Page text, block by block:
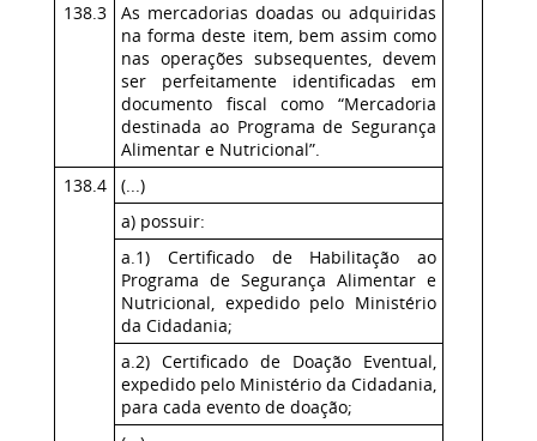
138.3
As mercadorias doadas ou adquiridas
na forma deste item, bem assim como
nas operações subsequentes, devem
ser perfeitamente identificadas em
documento fiscal como “Mercadoria
destinada ao Programa de Segurança
Alimentar e Nutricional”.
138.4
(...)
a) possuir:
a.1) Certificado de Habilitação ao
Programa de Segurança Alimentar e
Nutricional, expedido pelo Ministério
da Cidadania;
a.2) Certificado de Doação Eventual,
expedido pelo Ministério da Cidadania,
para cada evento de doação;